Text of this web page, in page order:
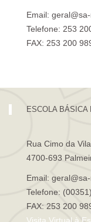
Email:
Telefone: 253
FAX: 253 200
ESCOLA BÁSICA
Rua Cimo da
4700-693
Email:
Telefone:
FAX: 253 200
Visita Virtual à